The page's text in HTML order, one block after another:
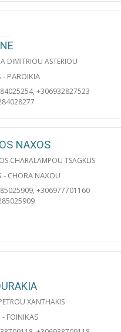
DIMITRIOU ASTERIOU
- PAROIKIA
+306932827523
NAXOS
CHARALAMPOU TSAGKLIS
- CHORA NAXOU
+306977701160
XANTHAKIS
- FOINIKAS